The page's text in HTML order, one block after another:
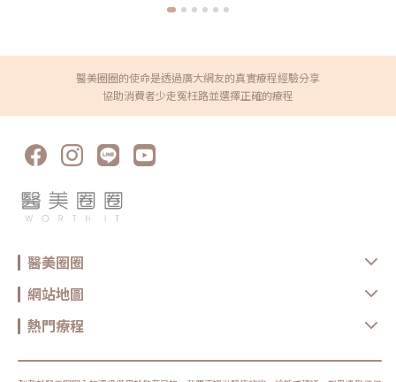
李杰年醫師FB👉https://reurl.cc/Mzk0nm杰膚美診所地址：104台北
醫美圈圈的使命是透過廣大網友的真實療程經驗分享
協助消費者少走冤枉路並選擇正確的療程
醫美圈圈
網站地圖
熱門療程